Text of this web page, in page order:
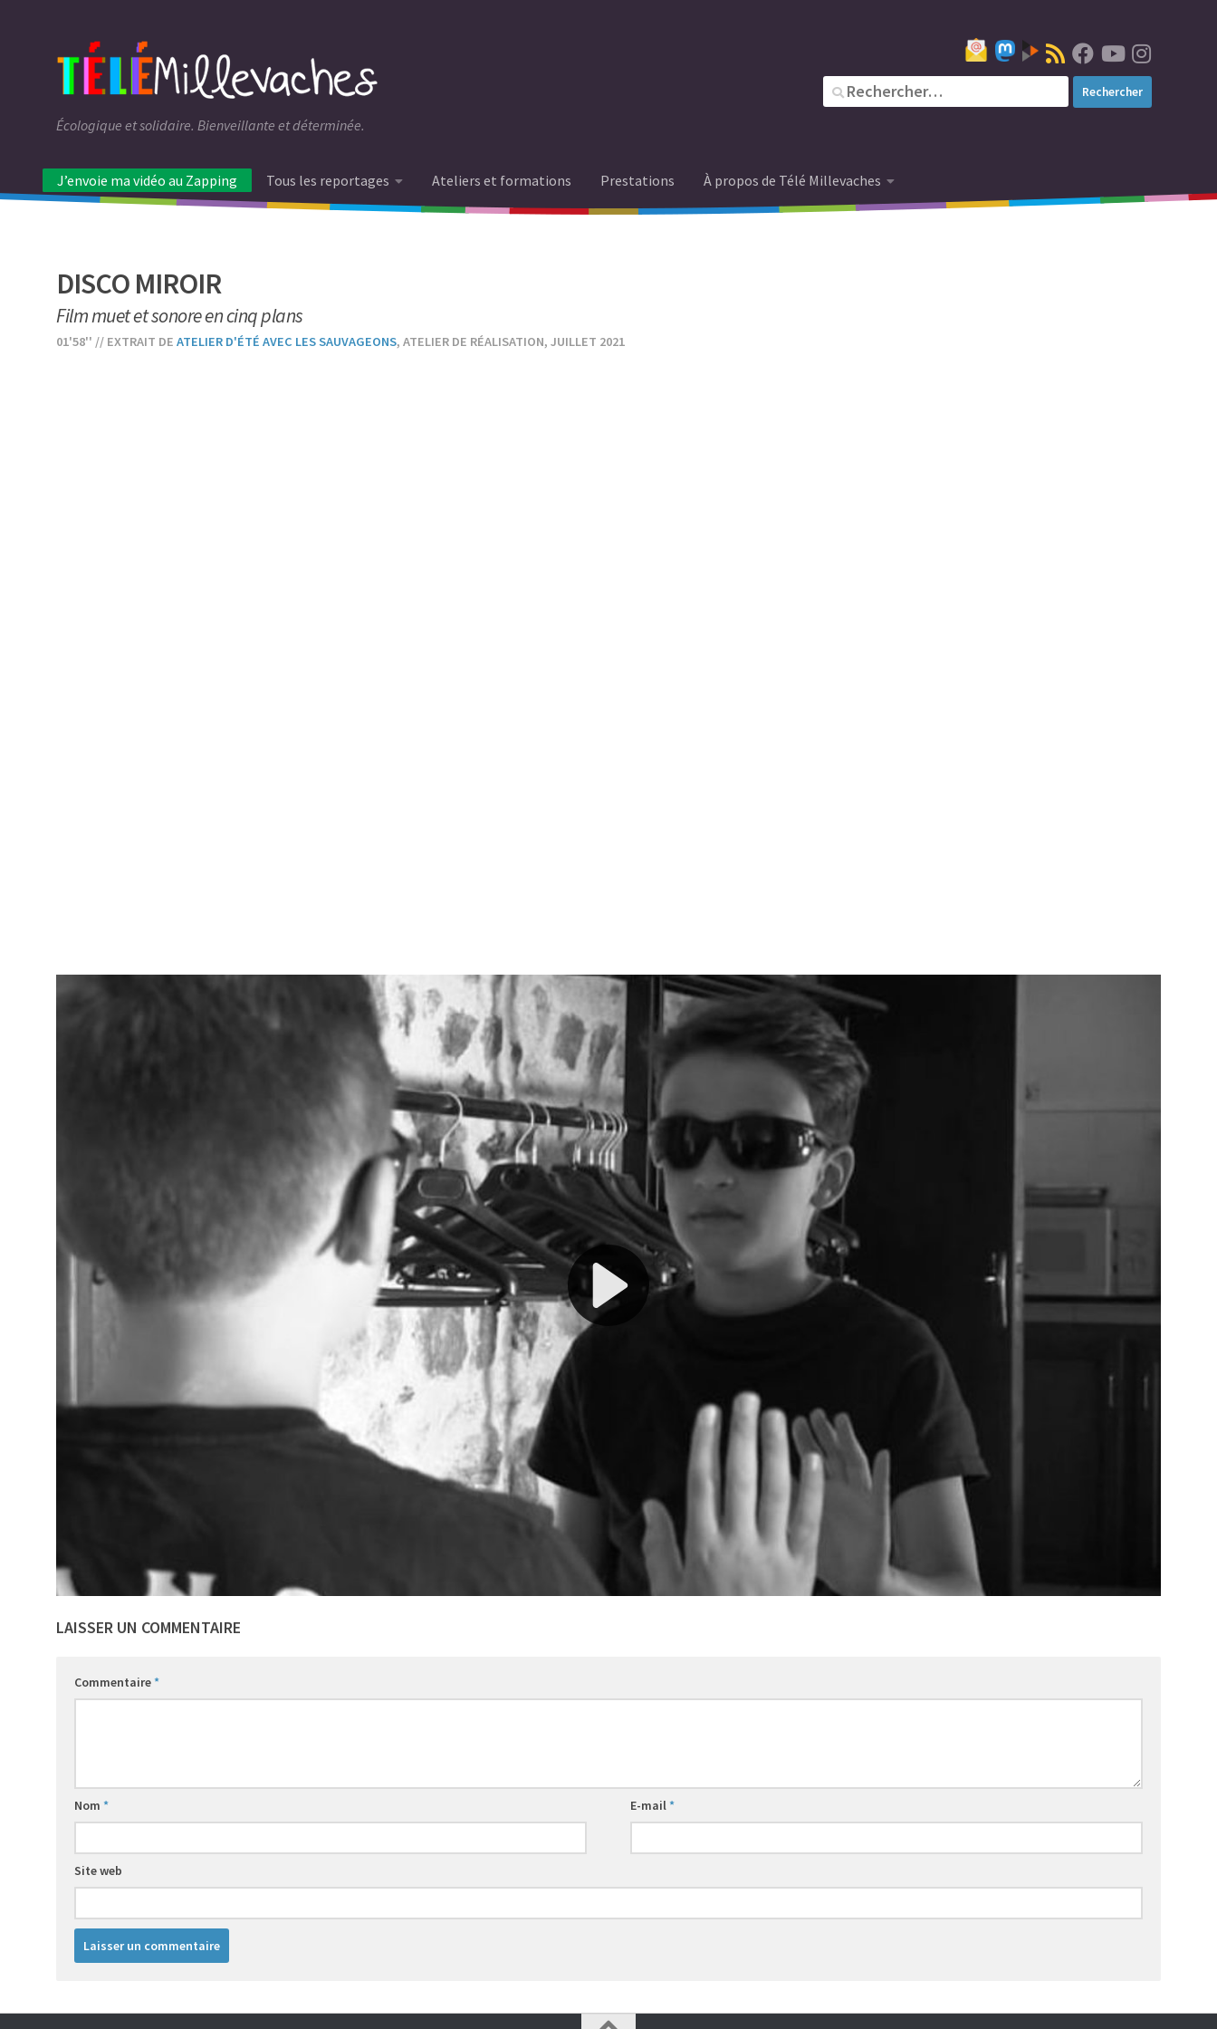
Écologique et solidaire. Bienveillante et déterminée.
J’envoie ma vidéo au Zapping Tous les reportages Ateliers et formations Prestations À propos de Télé Millevaches
DISCO MIROIR
Film muet et sonore en cinq plans
01'58'' // EXTRAIT DE ATELIER D'ÉTÉ AVEC LES SAUVAGEONS, ATELIER DE RÉALISATION, JUILLET 2021
Un jeune homme se mire dans le miroir, quand un doute le saisit…
Court-métrage réalisé en deux temps, dans le cadre d’un atelier réalisé avecLes Sauvageons la semaine du 19 juillet 2021.
Une première équipe devait réaliser un film muet (ce film est certifié visionnable sans son !) en 5 plans maximum en s’inspirant des
mots suivants : yeux, miroir, musique.
Une seconde équipe devait créer le titre et sonoriser le film.
Références
Télécharger la vidéo
La magie du montage Couvrez-vous la tête !
LAISSER UN COMMENTAIRE
Commentaire*
Nom * E-mail*
Site web